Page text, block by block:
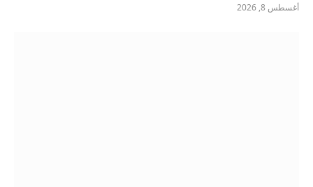
أغسطس 8, 2026